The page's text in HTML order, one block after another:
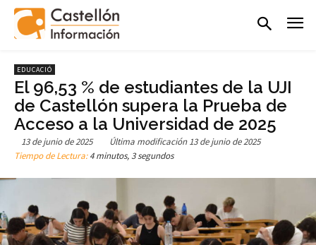
EDUCACIÓ
El 96,53 % de estudiantes de la UJI
de Castellón supera la Prueba de
Acceso a la Universidad de 2025
13 de junio de 2025 Última modificación 13 de junio de 2025
Tiempo de Lectura:4 minutos, 3 segundos